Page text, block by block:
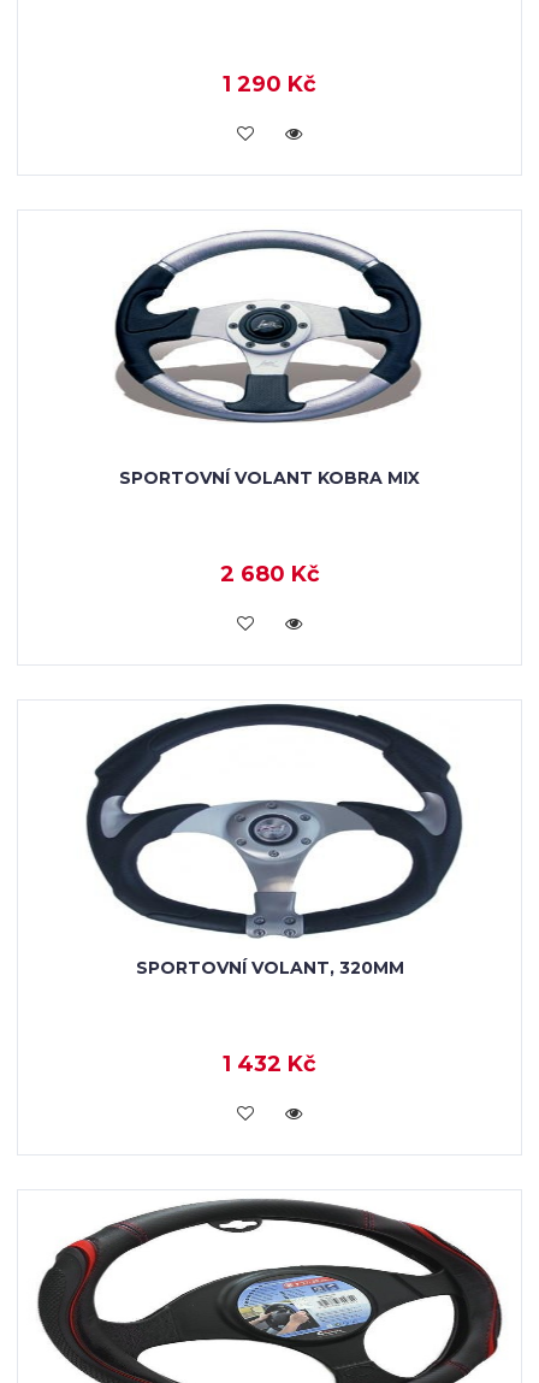
1 290 Kč
VLOŽIT DO KOŠÍKU
SPORTOVNÍ VOLANT KOBRA MIX
2 680 Kč
VLOŽIT DO KOŠÍKU
SPORTOVNÍ VOLANT, 320MM
1 432 Kč
VLOŽIT DO KOŠÍKU